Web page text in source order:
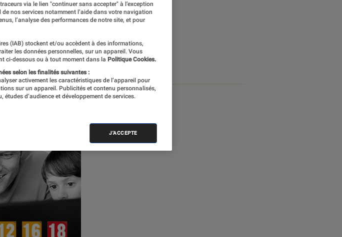
via le lien "continuer sans accepter" à l’exception
nos services notamment l’aide dans votre navigation
l’analyse des performances de notre site, et pour
(IAB) stockent et/ou accèdent à des informations,
les données personnelles, sur un appareil. Vous
ci-dessous ou à tout moment dans la Politique Cookies.
selon les finalités suivantes :
activement les caractéristiques de l’appareil pour
sur un appareil. Publicités et contenu personnalisés,
d’audience et développement de services.
J'ACCEPTE